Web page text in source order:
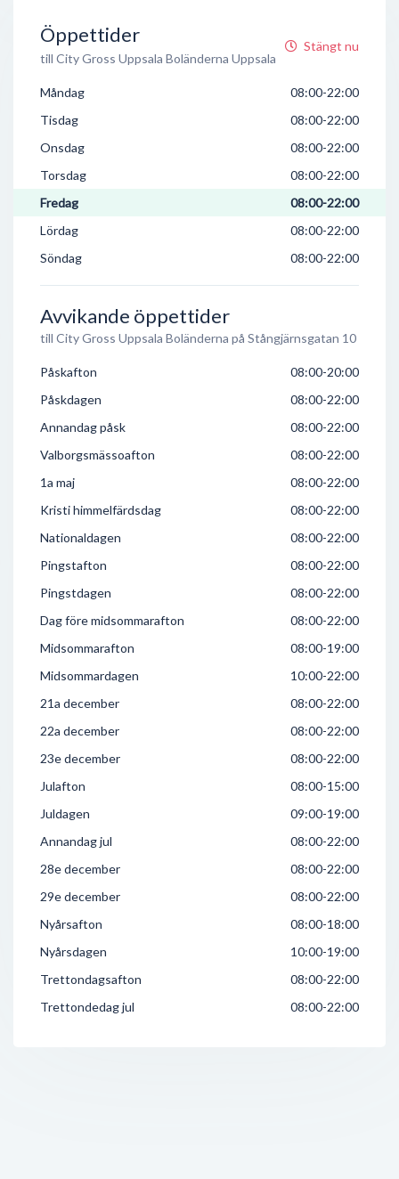
Öppettider
till City Gross Uppsala Boländerna Uppsala
Stängt nu
Måndag
08:00-22:00
Tisdag
08:00-22:00
Onsdag
08:00-22:00
Torsdag
08:00-22:00
Fredag
08:00-22:00
Lördag
08:00-22:00
Söndag
08:00-22:00
Avvikande öppettider
till City Gross Uppsala Boländerna på Stångjärnsgatan 10
Påskafton
08:00-20:00
Påskdagen
08:00-22:00
Annandag påsk
08:00-22:00
Valborgsmässoafton
08:00-22:00
1a maj
08:00-22:00
Kristi himmelfärdsdag
08:00-22:00
Nationaldagen
08:00-22:00
Pingstafton
08:00-22:00
Pingstdagen
08:00-22:00
Dag före midsommarafton
08:00-22:00
Midsommarafton
08:00-19:00
Midsommardagen
10:00-22:00
21a december
08:00-22:00
22a december
08:00-22:00
23e december
08:00-22:00
Julafton
08:00-15:00
Juldagen
09:00-19:00
Annandag jul
08:00-22:00
28e december
08:00-22:00
29e december
08:00-22:00
Nyårsafton
08:00-18:00
Nyårsdagen
10:00-19:00
Trettondagsafton
08:00-22:00
Trettondedag jul
08:00-22:00